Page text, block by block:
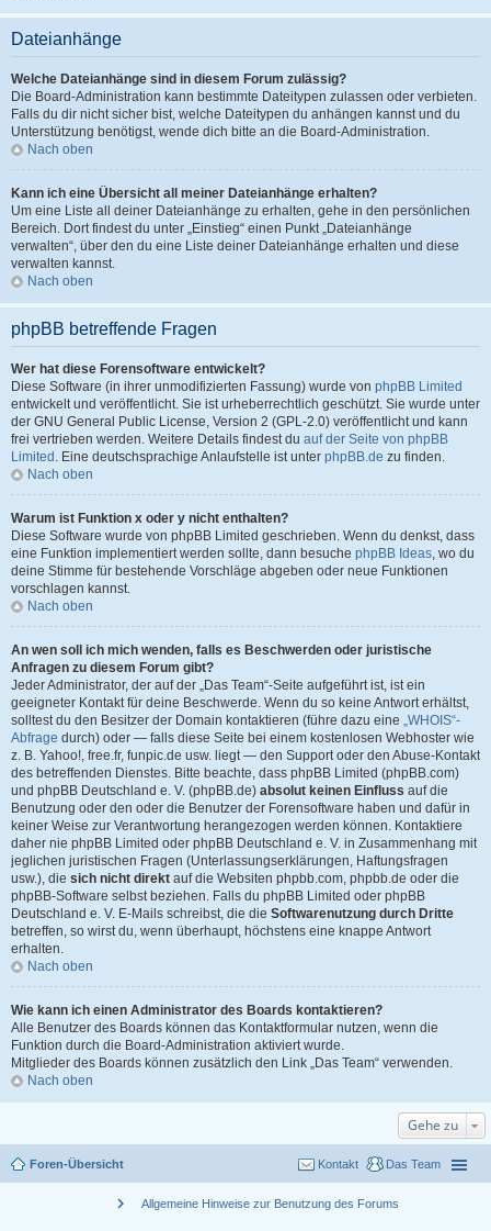
Dateianhänge
Welche Dateianhänge sind in diesem Forum zulässig?
Die Board-Administration kann bestimmte Dateitypen zulassen oder verbieten.
Falls du dir nicht sicher bist, welche Dateitypen du anhängen kannst und du
Unterstützung benötigst, wende dich bitte an die Board-Administration.
Nach oben
Kann ich eine Übersicht all meiner Dateianhänge erhalten?
Um eine Liste all deiner Dateianhänge zu erhalten, gehe in den persönlichen
Bereich. Dort findest du unter „Einstieg“ einen Punkt „Dateianhänge
verwalten“, über den du eine Liste deiner Dateianhänge erhalten und diese
verwalten kannst.
Nach oben
phpBB betreffende Fragen
Wer hat diese Forensoftware entwickelt?
Diese Software (in ihrer unmodifizierten Fassung) wurde von phpBB Limited
entwickelt und veröffentlicht. Sie ist urheberrechtlich geschützt. Sie wurde unter
der GNU General Public License, Version 2 (GPL-2.0) veröffentlicht und kann
frei vertrieben werden. Weitere Details findest du auf der Seite von phpBB
Limited . Eine deutschsprachige Anlaufstelle ist unter phpBB.de zu finden.
Nach oben
Warum ist Funktion x oder y nicht enthalten?
Diese Software wurde von phpBB Limited geschrieben. Wenn du denkst, dass
eine Funktion implementiert werden sollte, dann besuche phpBB Ideas, wo du
deine Stimme für bestehende Vorschläge abgeben oder neue Funktionen
vorschlagen kannst.
Nach oben
An wen soll ich mich wenden, falls es Beschwerden oder juristische
Anfragen zu diesem Forum gibt?
Jeder Administrator, der auf der „Das Team“-Seite aufgeführt ist, ist ein
geeigneter Kontakt für deine Beschwerde. Wenn du so keine Antwort erhältst,
solltest du den Besitzer der Domain kontaktieren (führe dazu eine „WHOIS“-
Abfrage durch) oder — falls diese Seite bei einem kostenlosen Webhoster wie
z. B. Yahoo!, free.fr, funpic.de usw. liegt — den Support oder den Abuse-Kontakt
des betreffenden Dienstes. Bitte beachte, dass phpBB Limited (phpBB.com)
und phpBB Deutschland e. V. (phpBB.de) absolut keinen Einfluss auf die
Benutzung oder den oder die Benutzer der Forensoftware haben und dafür in
keiner Weise zur Verantwortung herangezogen werden können. Kontaktiere
daher nie phpBB Limited oder phpBB Deutschland e. V. in Zusammenhang mit
jeglichen juristischen Fragen (Unterlassungserklärungen, Haftungsfragen
usw.), die sich nicht direkt auf die Websiten phpbb.com, phpbb.de oder die
phpBB-Software selbst beziehen. Falls du phpBB Limited oder phpBB
Deutschland e. V. E-Mails schreibst, die die Softwarenutzung durch Dritte
betreffen, so wirst du, wenn überhaupt, höchstens eine knappe Antwort
erhalten.
Nach oben
Wie kann ich einen Administrator des Boards kontaktieren?
Alle Benutzer des Boards können das Kontaktformular nutzen, wenn die
Funktion durch die Board-Administration aktiviert wurde.
Mitglieder des Boards können zusätzlich den Link „Das Team“ verwenden.
Nach oben
Gehe zu
Foren-Übersicht Das Team
Kontakt
chevron_right Allgemeine Hinweise zur Benutzung des Forums